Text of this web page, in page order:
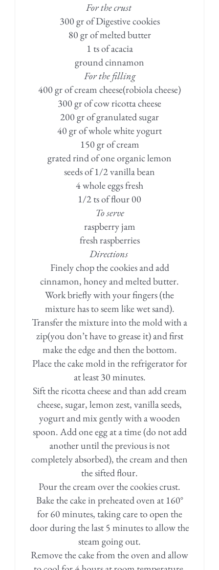
For the crust
300 gr of Digestive cookies
80 gr of melted butter
1 ts of acacia
ground cinnamon
For the filling
400 gr of cream cheese(robiola cheese)
300 gr of cow ricotta cheese
200 gr of granulated sugar
40 gr of whole white yogurt
150 gr of cream
grated rind of one organic lemon
seeds of 1/2 vanilla bean
4 whole eggs fresh
1/2 ts of flour 00
To serve
raspberry jam
fresh raspberries
Directions
Finely chop the cookies and add
cinnamon, honey and melted butter.
Work briefly with your fingers (the
mixture has to seem like wet sand).
Transfer the mixture into the mold with a
zip(you don’t have to grease it) and first
make the edge and then the bottom.
Place the cake mold in the refrigerator for
at least 30 minutes.
Sift the ricotta cheese and than add cream
cheese, sugar, lemon zest, vanilla seeds,
yogurt and mix gently with a wooden
spoon. Add one egg at a time (do not add
another until the previous is not
completely absorbed), the cream and then
the sifted flour.
Pour the cream over the cookies crust.
Bake the cake in preheated oven at 160°
for 60 minutes, taking care to open the
door during the last 5 minutes to allow the
steam going out.
Remove the cake from the oven and allow